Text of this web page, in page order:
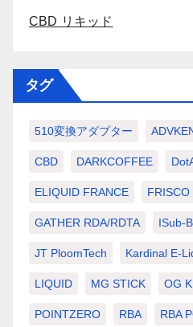
CBD リキッド
タグ
510変換アダプター
CBD DARKCOFFEE
ELIQUID FRANCE FRISCO
GATHER RDA/RDTA ISub-B
JT PloomTech Kardinal E-
LIQUID MG STICK OG
POINTZERO RBA RBA